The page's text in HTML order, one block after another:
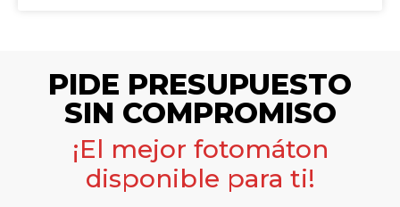
PIDE PRESUPUESTO
SIN COMPROMISO
¡El mejor fotomáton
disponible para ti!